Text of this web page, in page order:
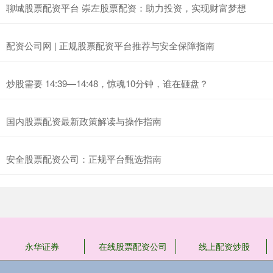
聊城股票配资平台 崇左股票配资：助力投资，实现财富梦想
配资公司网 | 正规股票配资平台推荐与安全保障指南
炒股需要 14:39—14:48，惊魂10分钟，谁在砸盘？
国内股票配资最新政策解读与操作指南
安全股票配资公司：正规平台甄选指南
永华证券 在线股票配资公司 线上配资炒股